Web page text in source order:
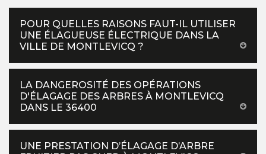
POUR QUELLES RAISONS FAUT-IL UTILISER
UNE ÉLAGUEUSE ÉLECTRIQUE DANS LA
VILLE DE MONTLEVICQ ?
LA DANGEROSITÉ DES OPÉRATIONS
D'ÉLAGAGE DES ARBRES À MONTLEVICQ
DANS LE 36400
UNE PRESTATION D’ÉLAGAGE D’ARBRE